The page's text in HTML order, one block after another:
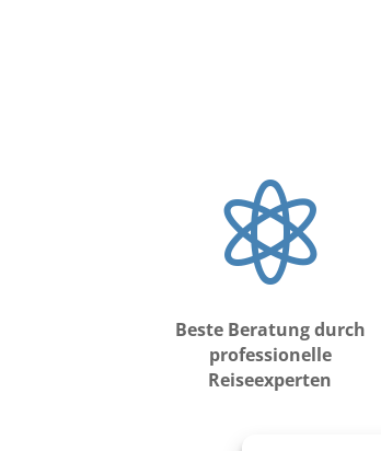

Beste Beratung durch
professionelle
Reiseexperten